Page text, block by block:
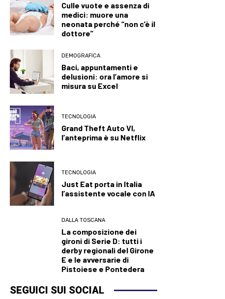
Culle vuote e assenza di
medici: muore una
neonata perché “non c’è il
dottore”
DEMOGRAFICA
Baci, appuntamenti e
delusioni: ora l’amore si
misura su Excel
TECNOLOGIA
Grand Theft Auto VI,
l’anteprima è su Netflix
TECNOLOGIA
Just Eat porta in Italia
l’assistente vocale con IA
DALLA TOSCANA
La composizione dei
gironi di Serie D: tutti i
derby regionali del Girone
E e le avversarie di
Pistoiese e Pontedera
SEGUICI SUI SOCIAL